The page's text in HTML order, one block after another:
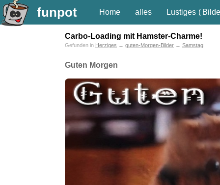
funpot Home alles Lustiges (
Carbo-Loading mit Hamster-Charme!
Gefunden in Herziges → guten-Morgen-Bilder → Samstag
Guten Morgen